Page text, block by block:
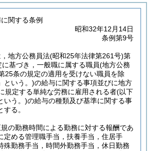
関する条例
昭和32年12月14日
条例第9号
地方公務員法(昭和25年法律第261号)第
基づき，一般職に属する職員(地方公務
25条の規定の適用を受けない職員を除
という。)の給与に関する事項並びに地方
規定する単純な労務に雇用される者(以下
いう。)の給与の種類及び基準に関する事
る。
の勤務時間による勤務に対する報酬であ
定める管理職手当，扶養手当，住居手
殊勤務手当，時間外勤務手当，休日勤務